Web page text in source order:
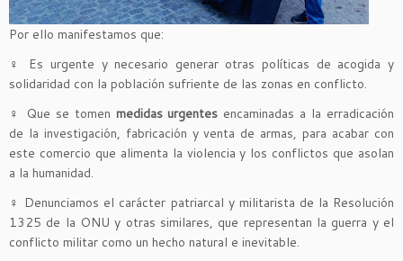
Por ello manifestamos que:
♀
Es urgente y necesario generar otras políticas de acogida y
solidaridad con la población sufriente de las zonas en conflicto.
♀
Que se tomen medidas urgentes encaminadas a la erradicación
de la investigación, fabricación y venta de armas, para acabar con
este comercio que alimenta la violencia y los conflictos que asolan
a la humanidad.
♀ Denunciamos el carácter patriarcal y militarista de la Resolución
1325 de la ONU y otras similares, que representan la guerra y el
conflicto militar como un hecho natural e inevitable.